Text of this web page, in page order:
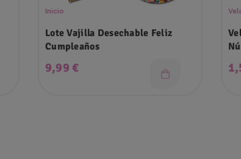
Inicio
Lote Vajilla Desechable Feliz
Cumpleaños
Precio
9,99 €